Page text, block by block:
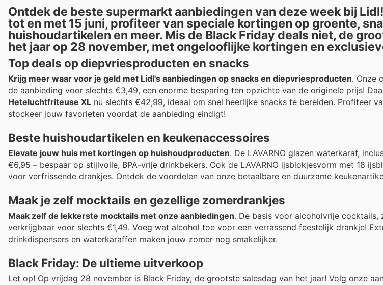
Ontdek de beste supermarkt aanbiedingen van deze week bij
tot en met 15 juni, profiteer van speciale kortingen op groente,
huishoudartikelen en meer. Mis de Black Friday deals niet, de
het jaar op 28 november, met ongelooflijke kortingen en
Top deals op diepvriesproducten en snacks
Krijg meer waar voor je geld met Lidl's aanbiedingen op snacks en diepvriesproducten. Onze
de aanbieding voor slechts €3,49, een enorme besparing ten opzichte van de originele prijs!
Heteluchtfriteuse XL nu slechts €42,99, ideaal om snel heerlijke snacks te bereiden. Profiteer
stockeer jouw favorieten voordat de aanbieding eindigt!
Beste huishoudartikelen en keukenaccessoires
Elevate jouw huis met kortingen op huishoudproducten. De LAVARNO glazen waterkaraf,
€6,95 – bespaar op stijlvolle, BPA-vrije drinkbekers. Ook de LAVARNO ijsblokjesvorm met 18
voor verfrissende drankjes. Ontdek de voordelen van onze betaalbare en duurzame
Maak je zelf mocktails en gezellige zomerdrankjes
Maak zelf de lekkerste mocktails met onze aanbiedingen. De basis voor alcoholvrije
verkrijgbaar voor slechts €1,49. Voeg wat alcohol toe voor een verrassend feestelijk drankje!
drinkdispensers en waterkaraffen maken jouw zomer nog smakelijker.
Black Friday: De ultieme uitverkoop
Let op! Op vrijdag 28 november is Black Friday, de grootste salesdag van het jaar! Volg onze